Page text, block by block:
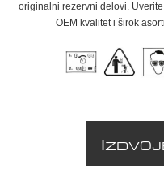
originalni rezervni delovi.
OEM kvalitet i širok
I